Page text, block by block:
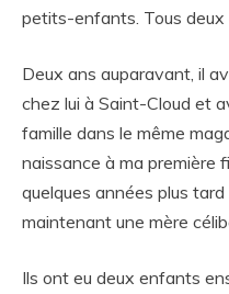
petits-enfants. Tous deux
Deux ans auparavant, il
chez lui à Saint-Cloud et
famille dans le même
naissance à ma première
quelques années plus tard
maintenant une mère
Ils ont eu deux enfants